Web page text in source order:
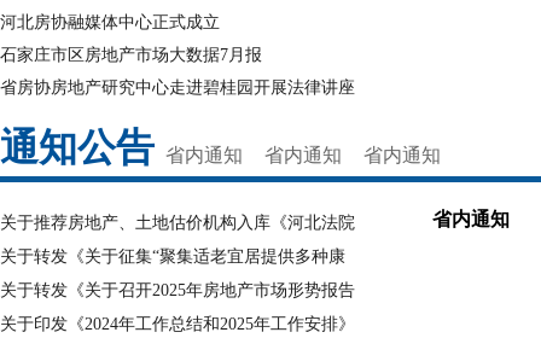
河北房协融媒体中心正式成立
石家庄市区房地产市场大数据7月报
省房协房地产研究中心走进碧桂园开展法律讲座
通知公告 省内通知 省内通知 省内通知
关于推荐房地产、土地估价机构入库《河北法院
关于转发《关于征集“聚集适老宜居提供多种康
关于转发《关于召开2025年房地产市场形势报告
关于印发《2024年工作总结和2025年工作安排》
省内通知